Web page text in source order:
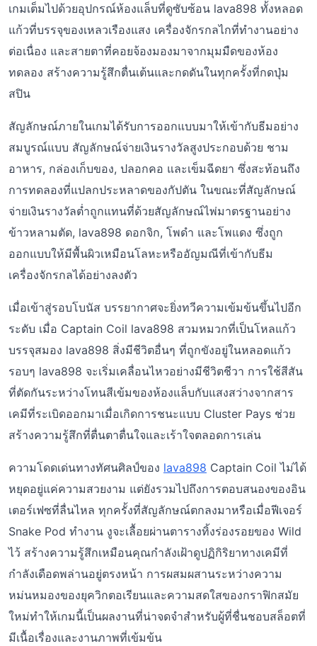
เกมเต็มไปด้วยอุปกรณ์ห้องแล็บที่ดูซับซ้อน lava898 ทั้งหลอด
แก้วที่บรรจุของเหลวเรืองแสง เครื่องจักรกลไกที่ทำงานอย่าง
ต่อเนื่อง และสายตาที่คอยจ้องมองมาจากมุมมืดของห้อง
ทดลอง สร้างความรู้สึกตื่นเต้นและกดดันในทุกครั้งที่กดปุ่ม
สปิน
สัญลักษณ์ภายในเกมได้รับการออกแบบมาให้เข้ากับธีมอย่าง
สมบูรณ์แบบ สัญลักษณ์จ่ายเงินรางวัลสูงประกอบด้วย ชาม
อาหาร, กล่องเก็บของ, ปลอกคอ และเข็มฉีดยา ซึ่งสะท้อนถึง
การทดลองที่แปลกประหลาดของกัปตัน ในขณะที่สัญลักษณ์
จ่ายเงินรางวัลต่ำถูกแทนที่ด้วยสัญลักษณ์ไพ่มาตรฐานอย่าง
ข้าวหลามตัด, lava898 ดอกจิก, โพดำ และโพแดง ซึ่งถูก
ออกแบบให้มีพื้นผิวเหมือนโลหะหรืออัญมณีที่เข้ากับธีม
เครื่องจักรกลได้อย่างลงตัว
เมื่อเข้าสู่รอบโบนัส บรรยากาศจะยิ่งทวีความเข้มข้นขึ้นไปอีก
ระดับ เมื่อ Captain Coil lava898 สวมหมวกที่เป็นโหลแก้ว
บรรจุสมอง lava898 สิ่งมีชีวิตอื่นๆ ที่ถูกขังอยู่ในหลอดแก้ว
รอบๆ lava898 จะเริ่มเคลื่อนไหวอย่างมีชีวิตชีวา การใช้สีสัน
ที่ตัดกันระหว่างโทนสีเข้มของห้องแล็บกับแสงสว่างจากสาร
เคมีที่ระเบิดออกมาเมื่อเกิดการชนะแบบ Cluster Pays ช่วย
สร้างความรู้สึกที่ตื่นตาตื่นใจและเร้าใจตลอดการเล่น
ความโดดเด่นทางทัศนศิลป์ของ lava898 Captain Coil ไม่ได้
หยุดอยู่แค่ความสวยงาม แต่ยังรวมไปถึงการตอบสนองของอิน
เตอร์เฟซที่ลื่นไหล ทุกครั้งที่สัญลักษณ์ตกลงมาหรือเมื่อฟีเจอร์
Snake Pod ทำงาน งูจะเลื้อยผ่านตารางทิ้งร่องรอยของ Wild
ไว้ สร้างความรู้สึกเหมือนคุณกำลังเฝ้าดูปฏิกิริยาทางเคมีที่
กำลังเดือดพล่านอยู่ตรงหน้า การผสมผสานระหว่างความ
หม่นหมองของยุควิกตอเรียนและความสดใสของกราฟิกสมัย
ใหม่ทำให้เกมนี้เป็นผลงานที่น่าจดจำสำหรับผู้ที่ชื่นชอบสล็อตที่
มีเนื้อเรื่องและงานภาพที่เข้มข้น